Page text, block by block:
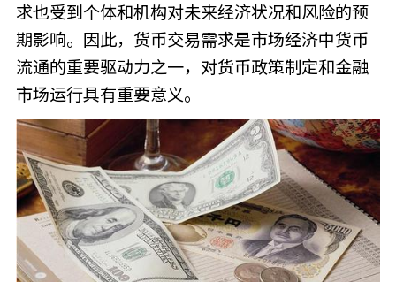
求也受到个体和机构对未来经济状况和风险的预
期影响。因此，货币交易需求是市场经济中货币
流通的重要驱动力之一，对货币政策制定和金融
市场运行具有重要意义。